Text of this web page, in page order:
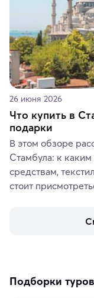
26 июня 2026
Что купить в
подарки
В этом обзоре
Стамбула: к
средствам,
стоит
аутентичных
Подборки